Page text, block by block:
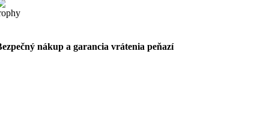
nákup a garancia vrátenia peňazí